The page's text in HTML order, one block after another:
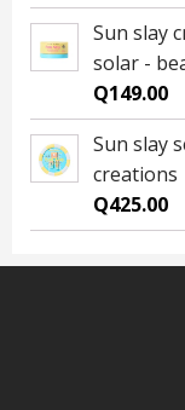
Sun slay
solar -
Q149.00
Sun slay
creations
Q425.00